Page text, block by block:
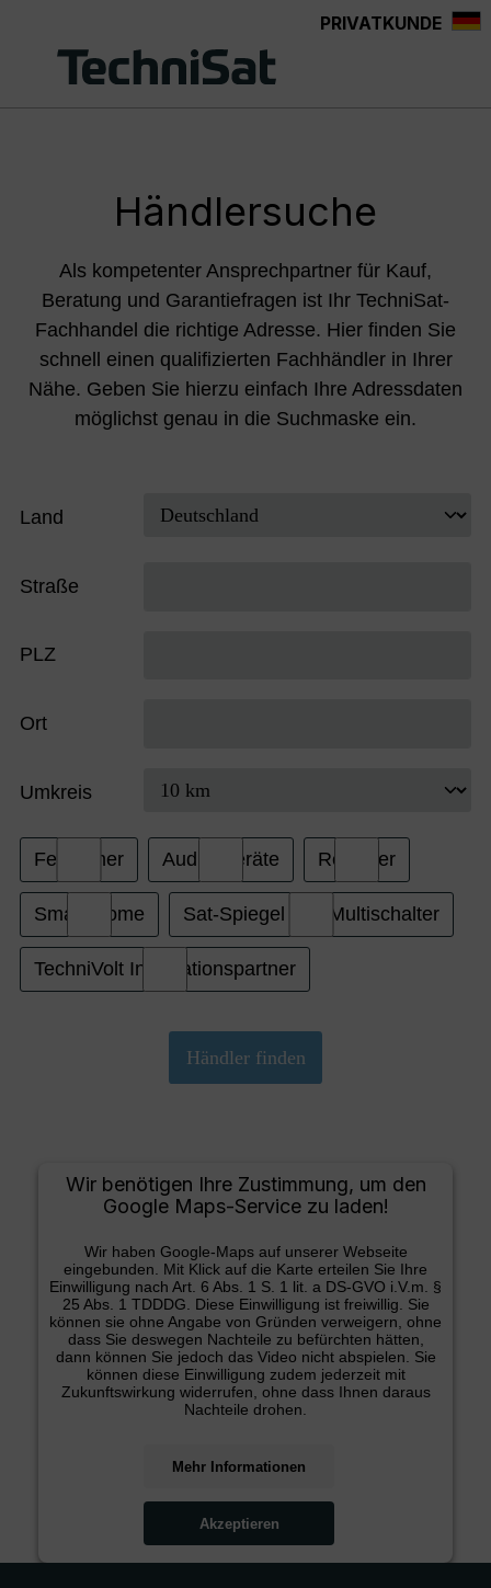
PRIVATKUNDE
Händlersuche
Als kompetenter Ansprechpartner für Kauf,
Beratung und Garantiefragen ist Ihr TechniSat-
Fachhandel die richtige Adresse. Hier finden Sie
schnell einen qualifizierten Fachhändler in Ihrer
Nähe. Geben Sie hierzu einfach Ihre Adressdaten
möglichst genau in die Suchmaske ein.
Land
Straße
PLZ
Ort
Umkreis
Fernseher Audio-Geräte Receiver
Smart Home Sat-Spiegel und Multischalter
TechniVolt Installationspartner
Wir benötigen Ihre Zustimmung, um den
Google Maps-Service zu laden!
Wir haben Google-Maps auf unserer Webseite
eingebunden. Mit Klick auf die Karte erteilen Sie Ihre
Einwilligung nach Art. 6 Abs. 1 S. 1 lit. a DS-GVO i.V.m. §
25 Abs. 1 TDDDG. Diese Einwilligung ist freiwillig. Sie
können sie ohne Angabe von Gründen verweigern, ohne
dass Sie deswegen Nachteile zu befürchten hätten,
dann können Sie jedoch das Video nicht abspielen. Sie
können diese Einwilligung zudem jederzeit mit
Zukunftswirkung widerrufen, ohne dass Ihnen daraus
Nachteile drohen.
Mehr Informationen
Akzeptieren